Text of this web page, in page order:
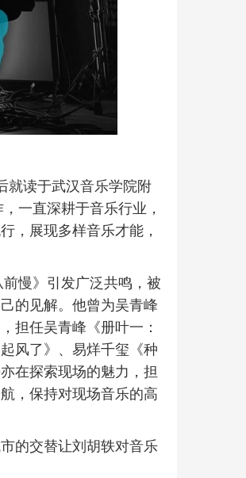
就读于武汉音乐学院附
一直深耕于音乐行业，
，展现多样音乐才能，
慢》引发广泛共鸣，被
的见解。他曾为吴青峰
担任吴青峰《册叶一：
风了》、易烊千玺《种
在探索现场的魅力，担
，保持对现场音乐的高
的交替让刘胡轶对音乐